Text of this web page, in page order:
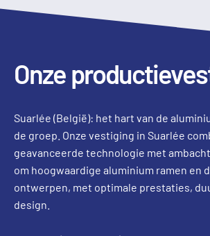
Onze
Suarlée (België): het hart van de
de groep. Onze vestiging in Suarlée
geavanceerde technologie met
om hoogwaardige aluminium ramen en
ontwerpen, met optimale prestaties,
design.